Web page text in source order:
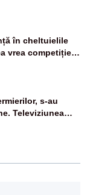
în cheltuielile
vrea competiție
SONDAJ
s-au
Televiziunea
– LIVE TEXT